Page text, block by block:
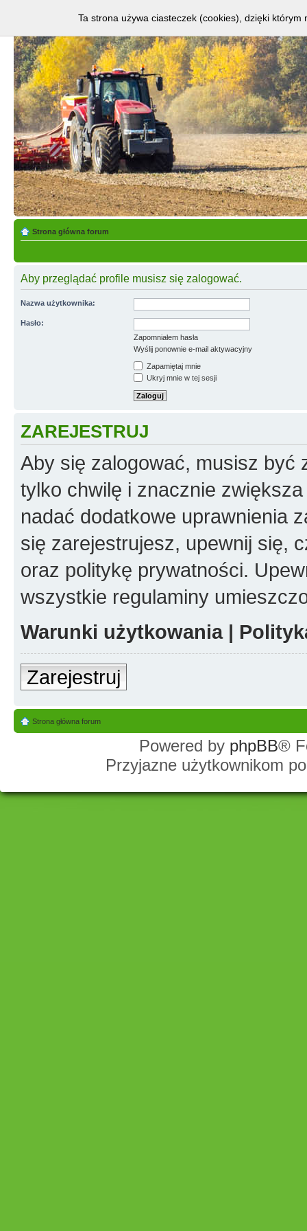
Strona główna forum
Aby przeglądać profile musisz się zalogować.
Nazwa użytkownika:
Hasło:
Zapomniałem hasła
Wyślij ponownie e-mail aktywacyjny
Zapamiętaj mnie
Ukryj mnie w tej sesji
ZAREJESTRUJ
Aby się zalogować, musisz być
tylko chwilę i znacznie
nadać dodatkowe uprawnienia
się zarejestrujesz, upewnij się,
oraz politykę prywatności.
wszystkie regulaminy
Warunki użytkowania|
Zarejestruj
Strona główna forum
Powered by phpBB®
Przyjazne użytkownikom
Ta strona używa ciasteczek (cookies), dzięki którym